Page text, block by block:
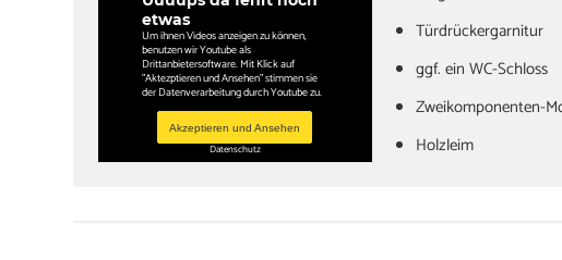
etwas
Um ihnen Videos anzeigen zu können,
benutzen wir Youtube als
Drittanbietersoftware. Mit Klick auf
"Aktezptieren und Ansehen" stimmen sie
der Datenverarbeitung durch Youtube zu.
Akzeptieren und Ansehen
Datenschutz
Türdrückergarnitur
‏ggf. ein WC-Schloss
Zweikomponenten-
‏Holzleim